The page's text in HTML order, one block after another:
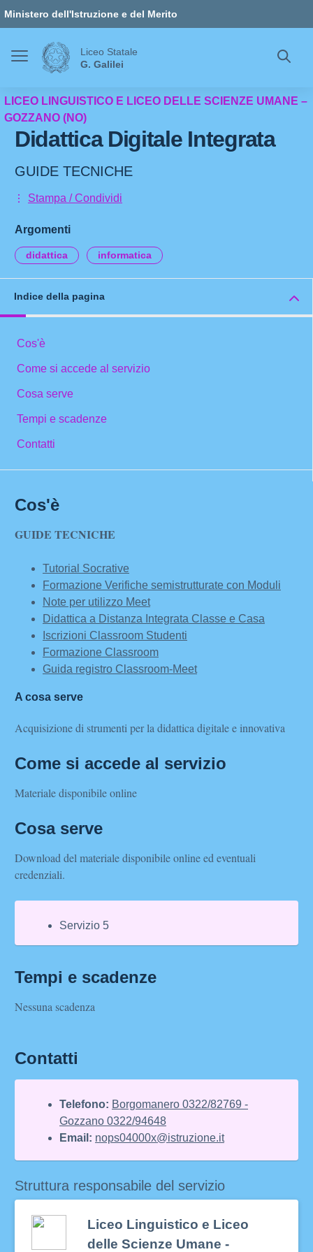
Ministero dell'Istruzione e del Merito
Liceo Statale
G. Galilei
LICEO LINGUISTICO E LICEO DELLE SCIENZE UMANE –
GOZZANO (NO)
Didattica Digitale Integrata
GUIDE TECNICHE
Stampa / Condividi
Argomenti
didattica informatica
Indice della pagina
Cos'è
Come si accede al servizio
Cosa serve
Tempi e scadenze
Contatti
Cos'è
GUIDE TECNICHE
Tutorial Socrative
Formazione Verifiche semistrutturate con Moduli
Note per utilizzo Meet
Didattica a Distanza Integrata Classe e Casa
Iscrizioni Classroom Studenti
Formazione Classroom
Guida registro Classroom-Meet
A cosa serve
Acquisizione di strumenti per la didattica digitale e innovativa
Come si accede al servizio
Materiale disponibile online
Cosa serve
Download del materiale disponibile online ed eventuali
credenziali.
Servizio 5
Tempi e scadenze
Nessuna scadenza
Contatti
Telefono: Borgomanero 0322/82769 -
Gozzano 0322/94648
Email: nops04000x@istruzione.it
Struttura responsabile del servizio
Liceo Linguistico e Liceo
delle Scienze Umane -